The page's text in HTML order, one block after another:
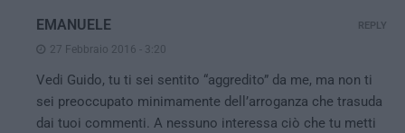
EMANUELE
27 Febbraio 2016 - 3:20
Vedi Guido, tu ti sei sentito “aggredito” da me, ma non ti
sei preoccupato minimamente dell’arroganza che trasuda
dai tuoi commenti. A nessuno interessa ciò che tu metti
REPLY